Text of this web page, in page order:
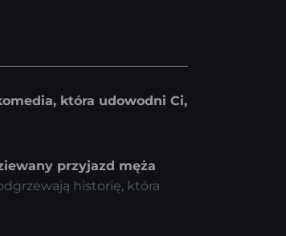
która udowodni Ci,
przyjazd męża
historię, która